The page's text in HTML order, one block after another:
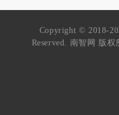
Copyright © 2018-
Reserved. 南智网 版权